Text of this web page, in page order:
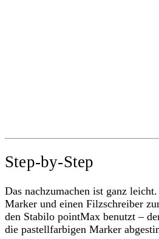
Step-by-Step
Das nachzumachen ist ganz
Marker und einen Filzschreiber
den Stabilo pointMax benutzt –
die pastellfarbigen Marker